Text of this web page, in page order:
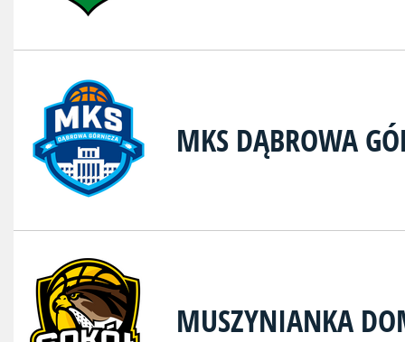
MKS DĄBROWA
MUSZYNIANKA